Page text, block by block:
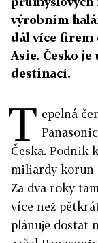
výrobním
dál více firem
Asie. Česko
destinací.
T epelná
Česka. Podnik
miliardy korun
Za dva roky
více než
plánuje dostat